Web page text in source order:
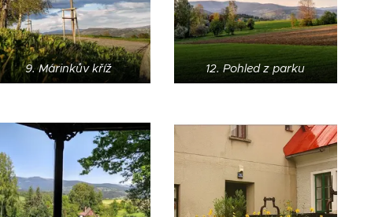
9. Márinkův kříž 12. Pohled z parku